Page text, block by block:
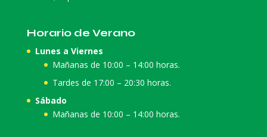
Horario de Verano
Lunes a Viernes
Mañanas de 10:00 – 14:00 horas.
Tardes de 17:00 – 20:30 horas.
Sábado
Mañanas de 10:00 – 14:00 horas.